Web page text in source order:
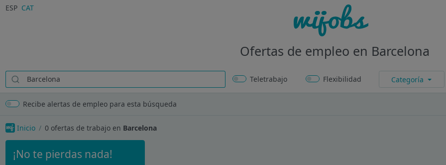
ESP CAT
Ofertas de empleo en Barcelona
Teletrabajo Flexibilidad Categoría
Recibe alertas de empleo para esta búsqueda
Inicio 0ofertas de trabajo en Barcelona
¡No te pierdas nada!